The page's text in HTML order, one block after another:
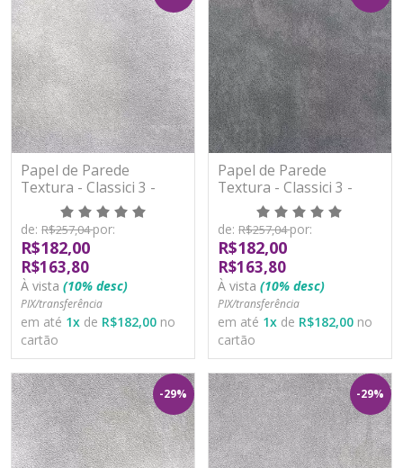
Papel de Parede
Textura - Classici 3 -
3A92504R - Vinílico -
TNT
de: R$257,04por:
R$182,00
R$163,80
À vista (10% desc)
PIX/transferência
em até 1x de R$182,00 no
cartão
Papel de Parede
Textura - Classici 3 -
3A92505R - Vinílico -
TNT
de: R$257,04por:
R$182,00
R$163,80
À vista (10% desc)
PIX/transferência
em até 1x de R$182,00 no
cartão
-29% -29%